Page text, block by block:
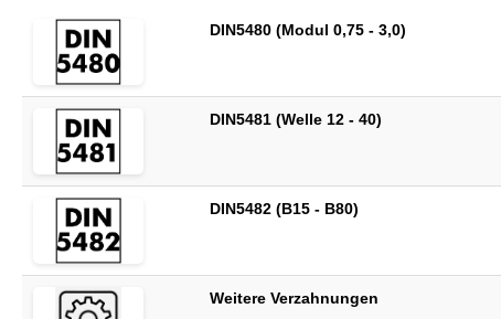
DIN5480 (Modul 0,75 - 3,0)
DIN5481 (Welle 12 - 40)
DIN5482 (B15 - B80)
Weitere Verzahnungen